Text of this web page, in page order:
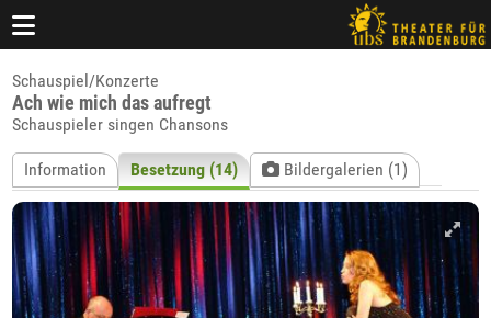
Schauspiel/Konzerte
Ach wie mich das aufregt
Schauspieler singen Chansons
Information Besetzung (14) Bildergalerien (1)